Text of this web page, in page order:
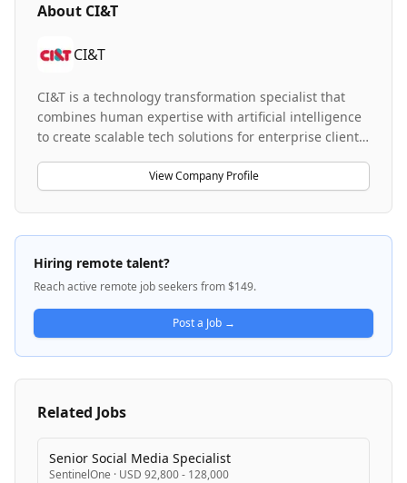
About CI&T
CI&T
CI&T is a technology transformation specialist that
combines human expertise with artificial intelligence
to create scalable tech solutions for enterprise clients.
has built partnerships with more than 1,000 clients
over its 30-year history. CI&T specializes in designing
and implementing large-scale B2B applications and
system architectures, with a focus on integrating AI-
driven strategies into technical solutions. The
company serves as a strategic technical partner for
global enterprises, helping them understand
technology implications and build long-term technical
roadmaps.
View Company Profile
Hiring remote talent?
Reach active remote job seekers from $149.
Post a Job →
Related Jobs
Senior Social Media Specialist
SentinelOne · USD 92,800 - 128,000